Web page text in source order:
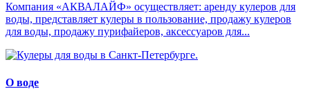
Компания «АКВАЛАЙФ» осуществляет: аренду кулеров для
воды, представляет кулеры в пользование, продажу кулеров
для воды, продажу пурифайеров, аксессуаров для...
О воде